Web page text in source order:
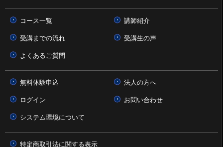
コース一覧
講師紹介
受講までの流れ
受講生の声
よくあるご質問
無料体験申込
法人の方へ
ログイン
お問い合わせ
システム環境について
特定商取引法に関する表示